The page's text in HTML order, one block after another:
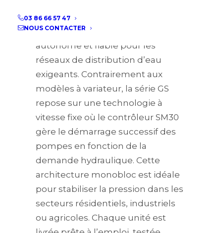
03 86 66 57 47
NOUS CONTACTER
La station de surpression Lowara
GS constitue une solution
autonome et fiable pour les
réseaux de distribution d’eau
exigeants. Contrairement aux
modèles à variateur, la série GS
repose sur une technologie à
vitesse fixe où le contrôleur SM30
gère le démarrage successif des
pompes en fonction de la
demande hydraulique. Cette
architecture monobloc est idéale
pour stabiliser la pression dans les
secteurs résidentiels, industriels
ou agricoles. Chaque unité est